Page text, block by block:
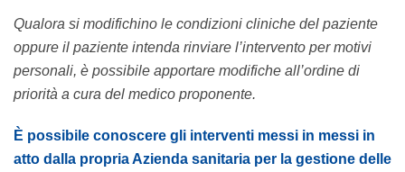
Qualora si modifichino le condizioni cliniche del paziente
oppure il paziente intenda rinviare l’intervento per motivi
personali, è possibile apportare modifiche all’ordine di
priorità a cura del medico proponente.
È possibile conoscere gli interventi messi in messi in
atto dalla propria Azienda sanitaria per la gestione delle